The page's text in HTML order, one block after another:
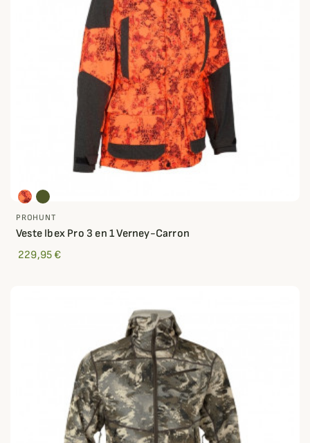
PROHUNT
Veste Ibex Pro 3 en 1 Verney-Carron
229,95 €